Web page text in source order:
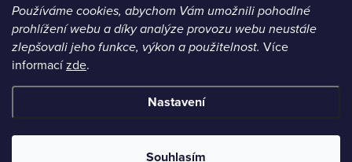
Používáme cookies, abychom Vám umožnili pohodlné
prohlížení webu a díky analýze provozu webu neustále
zlepšovali jeho funkce, výkon a použitelnost. Více
informacízde.
Nastavení
Souhlasím
Blog
Instagram
Copyright 2026HUDEBNIKUM.CZ. Všechna práva vyhrazena.